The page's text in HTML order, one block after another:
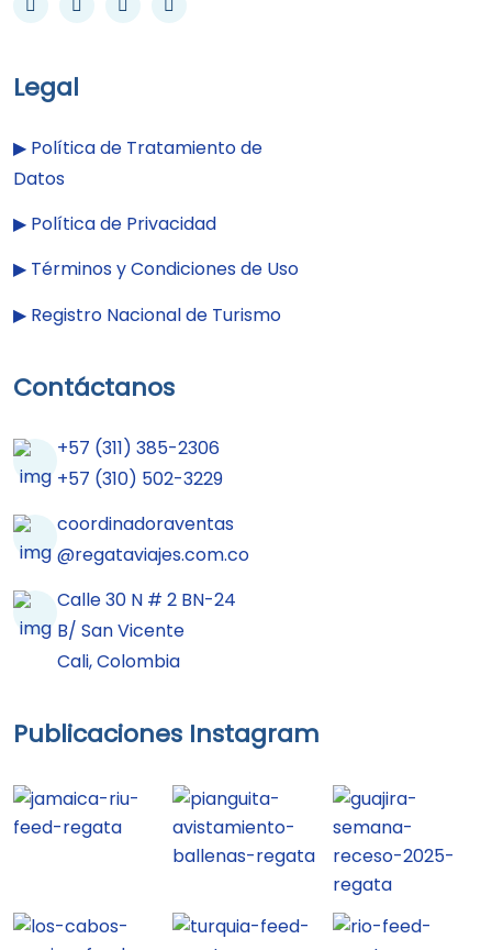
Legal
▶︎ Política de Tratamiento de
Datos
▶︎ Política de Privacidad
▶︎ Términos y Condiciones de Uso
▶︎ Registro Nacional de Turismo
Contáctanos
+57 (311) 385-2306
+57 (310) 502-3229
coordinadoraventas
@regataviajes.com.co
Calle 30 N # 2 BN-24
B/ San Vicente
Cali, Colombia
Publicaciones Instagram